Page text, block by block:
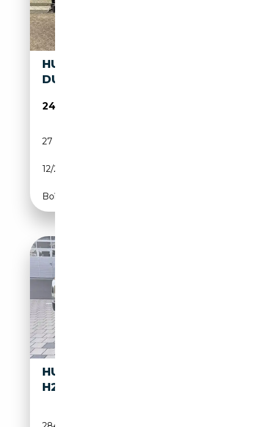
HUMMER H1 H1 ALFA
DUROMAX 6.6
240 000€
27 050 km
12/2006
Boîte automatique
HUMMER
H2